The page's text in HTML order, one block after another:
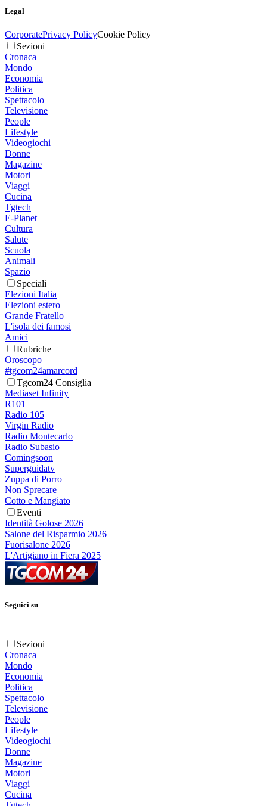
Legal
CorporatePrivacy PolicyCookie Policy
Sezioni
Cronaca
Mondo
Economia
Politica
Spettacolo
Televisione
People
Lifestyle
Videogiochi
Donne
Magazine
Motori
Viaggi
Cucina
Tgtech
E-Planet
Cultura
Salute
Scuola
Animali
Spazio
Speciali
Elezioni Italia
Elezioni estero
Grande Fratello
L'isola dei famosi
Amici
Rubriche
Oroscopo
#tgcom24amarcord
Tgcom24 Consiglia
Mediaset Infinity
R101
Radio 105
Virgin Radio
Radio Montecarlo
Radio Subasio
Comingsoon
Superguidatv
Zuppa di Porro
Non Sprecare
Cotto e Mangiato
Eventi
Identità Golose 2026
Salone del Risparmio 2026
Fuorisalone 2026
L'Artigiano in Fiera 2025
Seguici su
Sezioni
Cronaca
Mondo
Economia
Politica
Spettacolo
Televisione
People
Lifestyle
Videogiochi
Donne
Magazine
Motori
Viaggi
Cucina